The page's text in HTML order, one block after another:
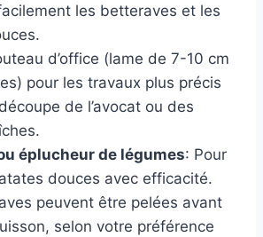
les betteraves et les
d’office (lame de 7-10 cm
pour les travaux plus précis
de l’avocat ou des
éplucheur de légumes: Pour
douces avec efficacité.
peuvent être pelées avant
selon votre préférence